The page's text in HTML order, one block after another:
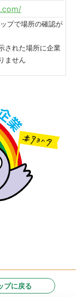
プで場所の確認が
された場所に企業
ません
プに戻る